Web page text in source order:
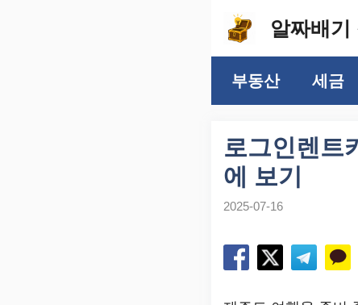
알짜배기
부동산 세금
로그인렌트
에 보기
2025-07-16